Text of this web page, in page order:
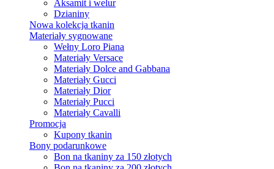
Aksamit i welur
Dzianiny
Nowa kolekcja tkanin
Materiały sygnowane
Wełny Loro Piana
Materiały Versace
Materiały Dolce and Gabbana
Materiały Gucci
Materiały Dior
Materiały Pucci
Materiały Cavalli
Promocja
Kupony tkanin
Bony podarunkowe
Bon na tkaniny za 150 złotych